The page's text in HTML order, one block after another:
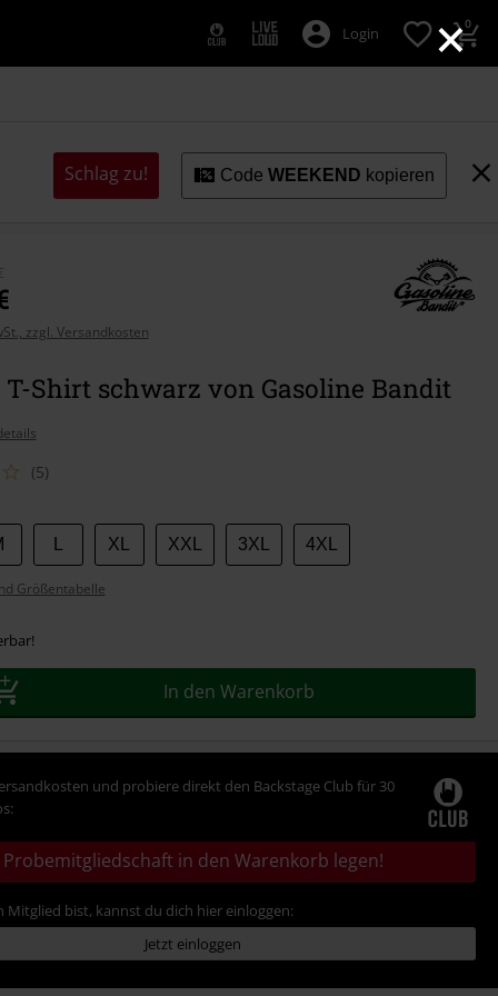
×
Login 0
Schlag zu! CodeWEEKEND kopieren
zzgl. Versandkosten
T-Shirt schwarz von Gasoline Bandit
(5)
XL XXL 3XL 4XL
Größentabelle
In den Warenkorb
und probiere direkt den Backstage Club für 30
Probemitgliedschaft in den Warenkorb legen!
Mitglied bist, kannst du dich hier einloggen:
Jetzt einloggen